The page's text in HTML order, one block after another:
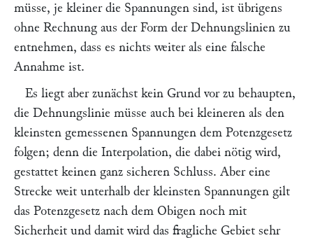
müsse, je kleiner die Spannungen sind, ist übrigens
ohne Rechnung aus der Form der Dehnungslinien zu
entnehmen, dass es nichts weiter als eine falsche
Annahme ist.
Es liegt aber zunächst kein Grund vor zu behaupten,
die Dehnungslinie müsse auch bei kleineren als den
kleinsten gemessenen Spannungen dem Potenzgesetz
folgen; denn die Interpolation, die dabei nötig wird,
gestattet keinen ganz sicheren Schluss. Aber eine
Strecke weit unterhalb der kleinsten Spannungen gilt
das Potenzgesetz nach dem Obigen noch mit
Sicherheit und damit wird das fragliche Gebiet sehr